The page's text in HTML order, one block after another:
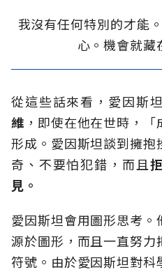
我沒有任何特別的才能
心。機會就藏
從這些話來看，愛因斯
維 ，即使在他在世時，
形成。愛因斯坦談到擁
奇、不要怕犯錯，而且
見。
愛因斯坦會用圖形思考
源於圖形，而且一直努
符號。由於愛因斯坦對